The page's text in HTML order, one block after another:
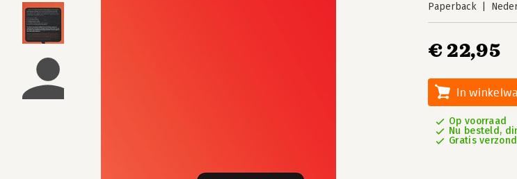
Paperback
€ 22,95
In
Op voorraad
Nu besteld,
Gratis